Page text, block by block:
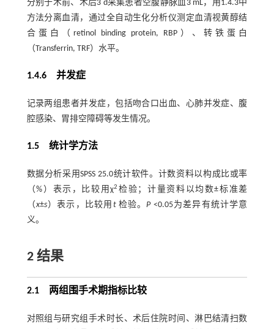
分别于术前、术后3 d采集患者空腹静脉血3 mL，用1.4.3中
方法分离血清，通过全自动生化分析仪测定血清视黄醇结
合蛋白（retinol binding protein, RBP）、转铁蛋白
（Transferrin, TRF）水平。
1.4.6 并发症
记录两组患者并发症，包括吻合口出血、心肺并发症、腹
腔感染、胃排空障碍等发生情况。
1.5 统计学方法
数据分析采用SPSS 25.0统计软件。计数资料以构成比或率
（%）表示，比较用χ2 检验；计量资料以均数±标准差
（x±s）表示，比较用 t检验。P<0.05为差异有统计学意
义。
2 结果
2.1 两组围手术期指标比较
对照组与研究组手术时长、术后住院时间、淋巴结清扫数